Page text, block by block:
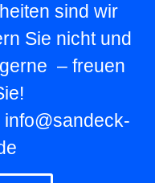
sind wir
Sie nicht und
– freuen
info@sandeck-